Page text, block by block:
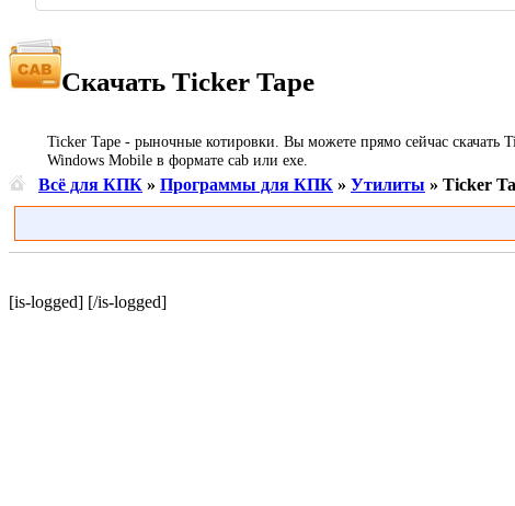
Скачать Ticker Tape
Ticker Tape - рыночные котировки. Вы можете прямо сейчас скачать
Windows Mobile в формате cab или exe.
Всё для КПК » Программы для КПК » Утилиты » Ticker
[is-logged] [/is-logged]